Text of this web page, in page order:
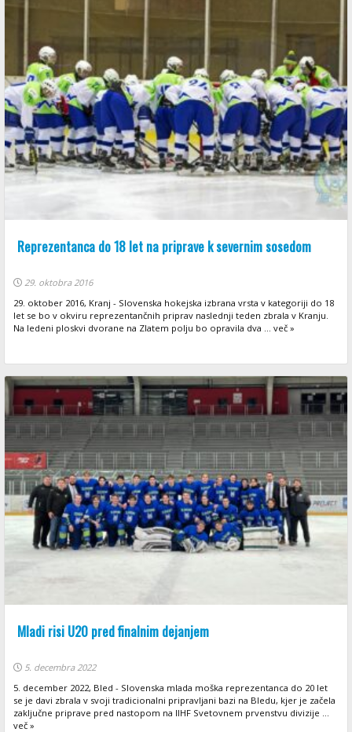
Reprezentanca do 18 let na priprave k severnim sosedom
29. oktobra 2016
29. oktober 2016, Kranj - Slovenska hokejska izbrana vrsta v kategoriji do 18
let se bo v okviru reprezentančnih priprav naslednji teden zbrala v Kranju.
Na ledeni ploskvi dvorane na Zlatem polju bo opravila dva ... več »
Mladi risi U20 pred finalnim dejanjem
5. decembra 2022
5. december 2022, Bled - Slovenska mlada moška reprezentanca do 20 let
se je davi zbrala v svoji tradicionalni pripravljani bazi na Bledu, kjer je začela
zaključne priprave pred nastopom na IIHF Svetovnem prvenstvu divizije ...
več »